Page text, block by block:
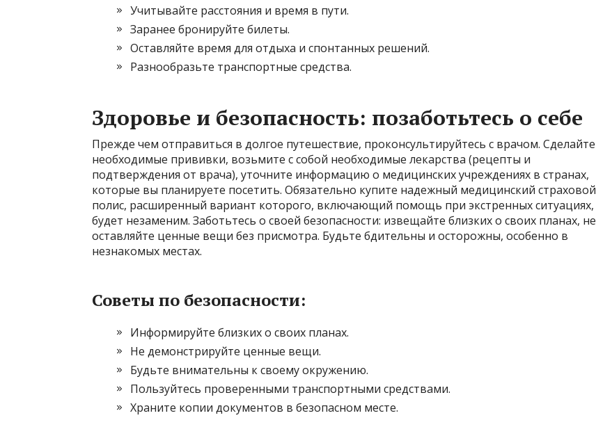
Учитывайте расстояния и время в пути.
Заранее бронируйте билеты.
Оставляйте время для отдыха и спонтанных решений.
Разнообразьте транспортные средства.
Здоровье и безопасность: позаботьтесь о себе
Прежде чем отправиться в долгое путешествие, проконсультируйтесь с врачом. Сделайте
необходимые прививки, возьмите с собой необходимые лекарства (рецепты и
подтверждения от врача), уточните информацию о медицинских учреждениях в странах,
которые вы планируете посетить. Обязательно купите надежный медицинский страховой
полис, расширенный вариант которого, включающий помощь при экстренных ситуациях,
будет незаменим. Заботьтесь о своей безопасности: извещайте близких о своих планах, не
оставляйте ценные вещи без присмотра. Будьте бдительны и осторожны, особенно в
незнакомых местах.
Советы по безопасности:
Информируйте близких о своих планах.
Не демонстрируйте ценные вещи.
Будьте внимательны к своему окружению.
Пользуйтесь проверенными транспортными средствами.
Храните копии документов в безопасном месте.